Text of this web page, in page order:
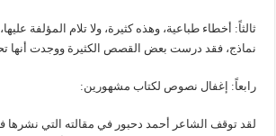
ثالثاً: أخطاء طباعية، وهذه كثيرة، ولا تلام المؤلفة
نماذج، فقد درست بعض القصص الكثيرة ووجدت أنها
رابعاً: إغفال نصوص لكتاب مشهورين:
لقد توقف الشاعر أحمد دحبور في مقالته التي نشرها